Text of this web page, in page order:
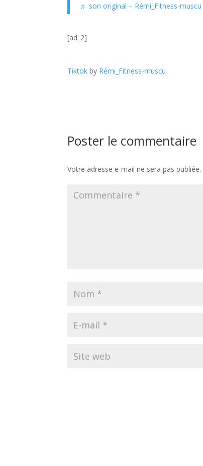
♬ son original – Rémi_Fitness-muscu
[ad_2]
Tiktokby Rémi_Fitness-muscu
Poster le commentaire
Votre adresse e-mail ne sera pas publiée.